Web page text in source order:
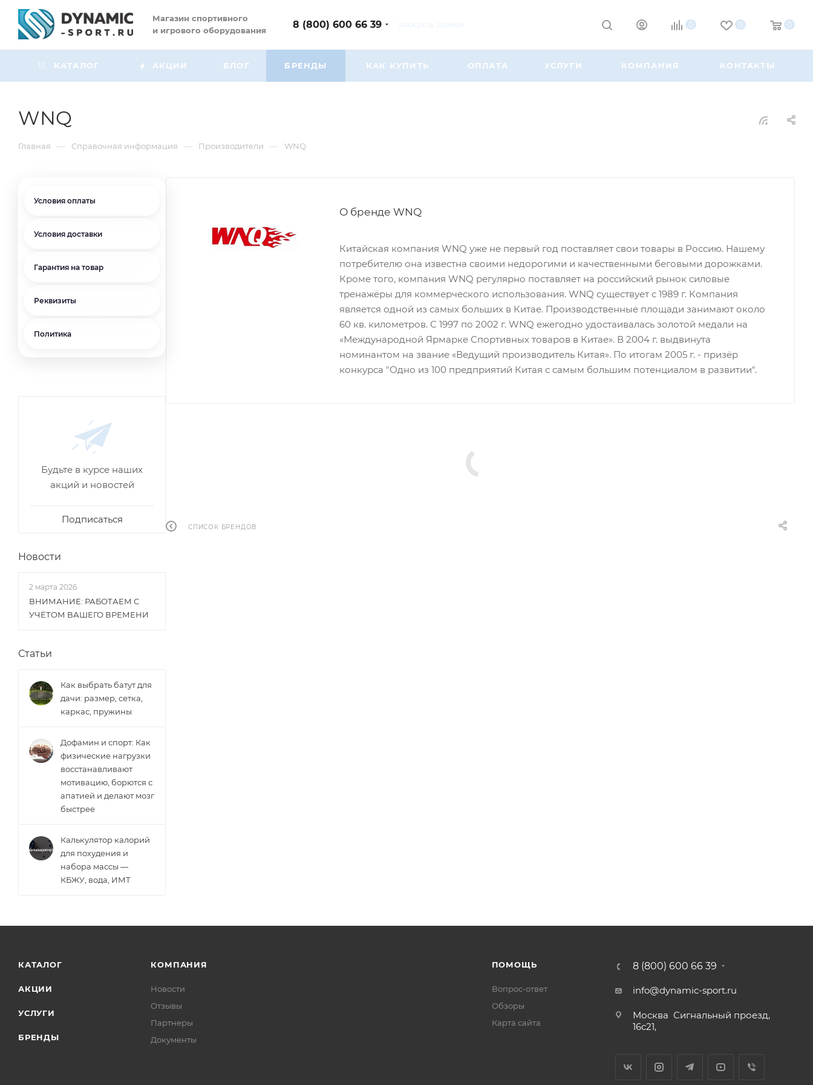
Магазин спортивного
и игрового оборудования
8 (800) 600 66 39 ЗАКАЗАТЬ ЗВОНОК 0 0 0
КАТАЛОГ АКЦИИ БЛОГ БРЕНДЫ КАК КУПИТЬ ОПЛАТА УСЛУГИ КОМПАНИЯ КОНТАКТЫ
WNQ
Главная — Справочная информация — Производители — WNQ
О бренде WNQ
Китайская компания WNQ уже не первый год поставляет свои товары в Россию. Нашему
потребителю она известна своими недорогими и качественными беговыми дорожками.
Кроме того, компания WNQ регулярно поставляет на российский рынок силовые
тренажёры для коммерческого использования. WNQ существует с 1989 г. Компания
является одной из самых больших в Китае. Производственные площади занимают около
60 кв. километров. С 1997 по 2002 г. WNQ ежегодно удостаивалась золотой медали на
«Международной Ярмарке Спортивных товаров в Китае». В 2004 г. выдвинута
номинантом на звание «Ведущий производитель Китая». По итогам 2005 г. - призёр
конкурса "Одно из 100 предприятий Китая с самым большим потенциалом в развитии".
СПИСОК БРЕНДОВ
Условия оплаты
Условия доставки
Гарантия на товар
Реквизиты
Политика
Будьте в курсе наших
акций и новостей
Подписаться
Новости
2 марта 2026
ВНИМАНИЕ: РАБОТАЕМ С
УЧЁТОМ ВАШЕГО ВРЕМЕНИ
Статьи
Как выбрать батут для
дачи: размер, сетка,
каркас, пружины
Дофамин и спорт: Как
физические нагрузки
восстанавливают
мотивацию, борются с
апатией и делают мозг
быстрее
Калькулятор калорий
для похудения и
набора массы —
КБЖУ, вода, ИМТ
КАТАЛОГ
АКЦИИ
УСЛУГИ
БРЕНДЫ
КОМПАНИЯ
Новости
Отзывы
Партнеры
Документы
ПОМОЩЬ
Вопрос-ответ
Обзоры
Карта сайта
8 (800) 600 66 39
info@dynamic-sport.ru
Москва Сигнальный проезд,
16с21,